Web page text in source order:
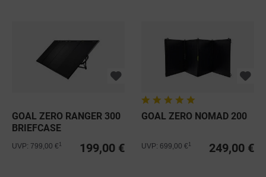
GOAL ZERO RANGER 300
BRIEFCASE
199,00 €
UVP: 799,00 €
GOAL ZERO NOMAD 200
249,00 €
UVP: 699,00 €